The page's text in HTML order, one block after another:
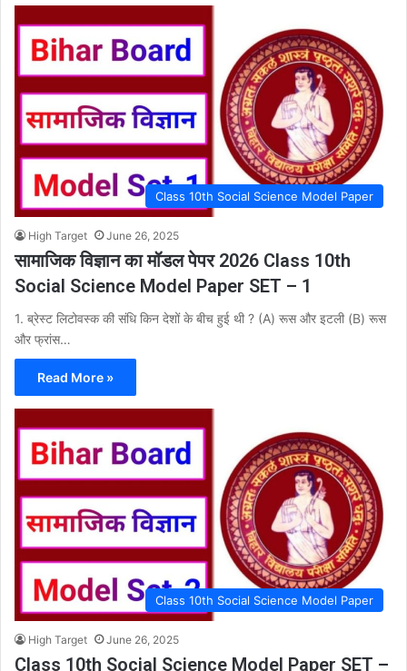
Class 10th Social Science Model Paper
High Target June 26, 2025
सामाजिक विज्ञान का मॉडल पेपर 2026 Class 10th
Social Science Model Paper SET – 1
1. ब्रेस्ट लिटोवस्क की संधि किन देशों के बीच हुई थी ? (A) रूस और इटली (B) रूस
और फ्रांस…
Read More »
Class 10th Social Science Model Paper
High Target June 26, 2025
Class 10th Social Science Model Paper SET –